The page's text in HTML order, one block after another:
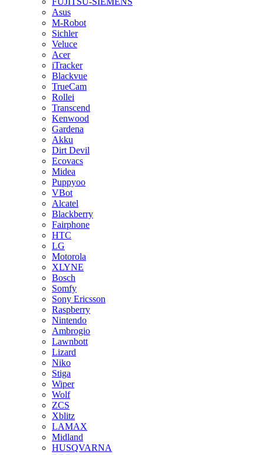
Asus
M-Robot
Sichler
Veluce
Acer
iTracker
Blackvue
TrueCam
Rollei
Transcend
Kenwood
Gardena
Akku
Dirt Devil
Ecovacs
Midea
Puppyoo
VBot
Alcatel
Blackberry
Fairphone
HTC
LG
Motorola
XLYNE
Bosch
Somfy
Sony Ericsson
Raspberry
Nintendo
Ambrogio
Lawnbott
Lizard
Niko
Stiga
Wiper
Wolf
ZCS
Xblitz
LAMAX
Midland
HUSQVARNA